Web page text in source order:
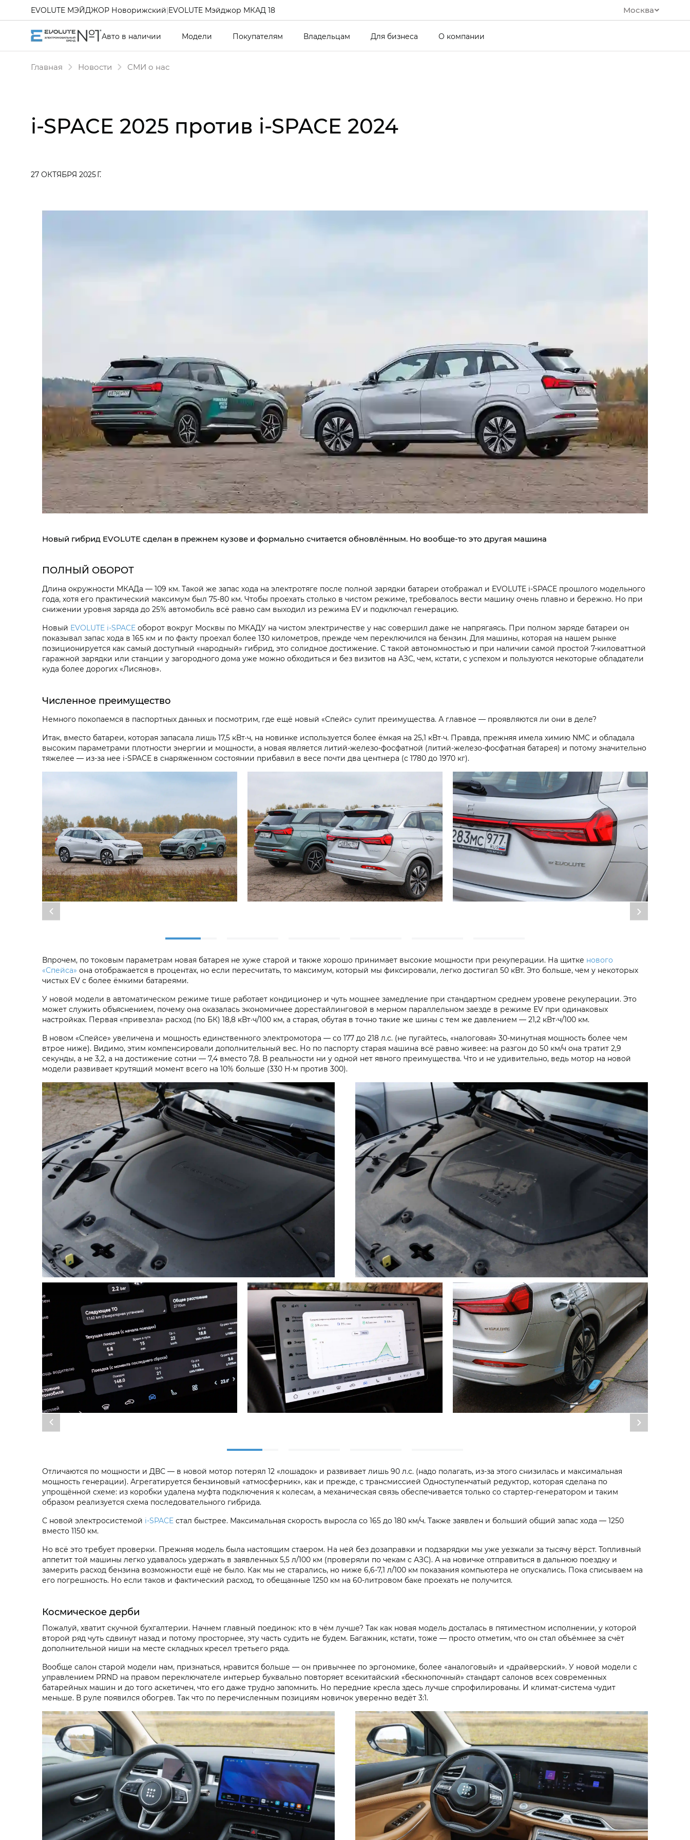
Москва
EVOLUTE МЭЙДЖОР Новорижский|EVOLUTE Мэйджор МКАД 18
Авто в наличии Модели Покупателям Владельцам Для бизнеса О компании
Главная Новости СМИ о нас
i‑SPACE 2025 против i‑SPACE 2024
27 ОКТЯБРЯ 2025 Г.
Новый гибрид EVOLUTE сделан в прежнем кузове и формально считается обновлённым. Но вообще-то это другая машина
ПОЛНЫЙ ОБОРОТ
Длина окружности МКАДа — 109 км. Такой же запас хода на электротяге после полной зарядки батареи отображал и EVOLUTE i‑SPACE прошлого модельного
года, хотя его практический максимум был 75-80 км. Чтобы проехать столько в чистом режиме, требовалось вести машину очень плавно и бережно. Но при
снижении уровня заряда до 25% автомобиль всё равно сам выходил из режима EV и подключал генерацию.
Новый EVOLUTE i‑SPACE оборот вокруг Москвы по МКАДУ на чистом электричестве у нас совершил даже не напрягаясь. При полном заряде батареи он
показывал запас хода в 165 км и по факту проехал более 130 километров, прежде чем переключился на бензин. Для машины, которая на нашем рынке
позиционируется как самый доступный «народный» гибрид, это солидное достижение. С такой автономностью и при наличии самой простой 7-киловаттной
гаражной зарядки или станции у загородного дома уже можно обходиться и без визитов на АЗС, чем, кстати, с успехом и пользуются некоторые обладатели
куда более дорогих «Лисянов».
Численное преимущество
Немного покопаемся в паспортных данных и посмотрим, где ещё новый «Спейс» сулит преимущества. А главное — проявляются ли они в деле?
Итак, вместо батареи, которая запасала лишь 17,5 кВт·ч, на новинке используется более ёмкая на 25,1 кВт·ч. Правда, прежняя имела химию NMC и обладала
высоким параметрами плотности энергии и мощности, а новая является литий-железо-фосфатной (литий-железо-фосфатная батарея) и потому значительно
тяжелее — из-за нее i‑SPACE в снаряженном состоянии прибавил в весе почти два центнера (с 1780 до 1970 кг).
Впрочем, по токовым параметрам новая батарея не хуже старой и также хорошо принимает высокие мощности при рекуперации. На щитке нового
«Спейса» она отображается в процентах, но если пересчитать, то максимум, который мы фиксировали, легко достигал 50 кВт. Это больше, чем у некоторых
чистых EV с более ёмкими батареями.
У новой модели в автоматическом режиме тише работает кондиционер и чуть мощнее замедление при стандартном среднем уровене рекуперации. Это
может служить объяснением, почему она оказалась экономичнее дорестайлинговой в мерном параллельном заезде в режиме EV при одинаковых
настройках. Первая «привезла» расход (по БК) 18,8 кВт·ч/100 км, а старая, обутая в точно такие же шины с тем же давлением — 21,2 кВт·ч/100 км.
В новом «Спейсе» увеличена и мощность единственного электромотора — со 177 до 218 л.с. (не пугайтесь, «налоговая» 30-минутная мощность более чем
втрое ниже). Видимо, этим компенсировали дополнительный вес. Но по паспорту старая машина всё равно живее: на разгон до 50 км/ч она тратит 2,9
секунды, а не 3,2, а на достижение сотни — 7,4 вместо 7,8. В реальности ни у одной нет явного преимущества. Что и не удивительно, ведь мотор на новой
модели развивает крутящий момент всего на 10% больше (330 Н·м против 300).
Отличаются по мощности и ДВС — в новой мотор потерял 12 «лошадок» и развивает лишь 90 л.с. (надо полагать, из-за этого снизилась и максимальная
мощность генерации). Агрегатируется бензиновый «атмосферник», как и прежде, с трансмиссией Одноступенчатый редуктор, которая сделана по
упрощённой схеме: из коробки удалена муфта подключения к колесам, а механическая связь обеспечивается только со стартер-генератором и таким
образом реализуется схема последовательного гибрида.
С новой электросистемой i‑SPACE стал быстрее. Максимальная скорость выросла со 165 до 180 км/ч. Также заявлен и больший общий запас хода — 1250
вместо 1150 км.
Но всё это требует проверки. Прежняя модель была настоящим стаером. На ней без дозаправки и подзарядки мы уже уезжали за тысячу вёрст. Топливный
аппетит той машины легко удавалось удержать в заявленных 5,5 л/100 км (проверяли по чекам с АЗС). А на новичке отправиться в дальнюю поездку и
замерить расход бензина возможности ещё не было. Как мы не старались, но ниже 6,6-7,1 л/100 км показания компьютера не опускались. Пока списываем на
его погрешность. Но если таков и фактический расход, то обещанные 1250 км на 60-литровом баке проехать не получится.
Космическое дерби
Пожалуй, хватит скучной бухгалтерии. Начнем главный поединок: кто в чём лучше? Так как новая модель досталась в пятиместном исполнении, у которой
второй ряд чуть сдвинут назад и потому просторнее, эту часть судить не будем. Багажник, кстати, тоже — просто отметим, что он стал объёмнее за счёт
дополнительной ниши на месте складных кресел третьего ряда.
Вообще салон старой модели нам, признаться, нравится больше — он привычнее по эргономике, более «аналоговый» и «драйверский». У новой модели с
управлением PRND на правом переключателе интерьер буквально повторяет всекитайский «бескнопочный» стандарт салонов всех современных
батарейных машин и до того аскетичен, что его даже трудно запомнить. Но передние кресла здесь лучше спрофилированы. И климат-система чудит
меньше. В руле появился обогрев. Так что по перечисленным позициям новичок уверенно ведёт 3:1.